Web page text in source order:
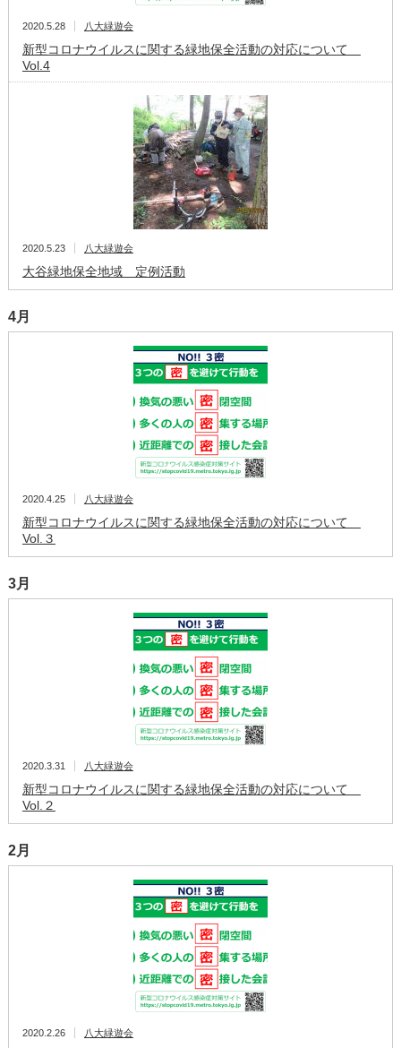
2020.5.28 八大緑遊会
新型コロナウイルスに関する緑地保全活動の対応について
Vol.4
2020.5.23 八大緑遊会
大谷緑地保全地域 定例活動
4月
2020.4.25 八大緑遊会
新型コロナウイルスに関する緑地保全活動の対応について
Vol.３
3月
2020.3.31 八大緑遊会
新型コロナウイルスに関する緑地保全活動の対応について
Vol.２
2月
2020.2.26 八大緑遊会